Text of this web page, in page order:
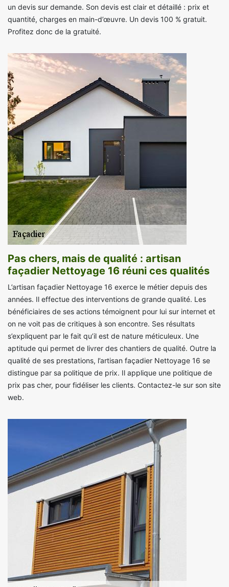
un devis sur demande. Son devis est clair et détaillé : prix et
quantité, charges en main-d’œuvre. Un devis 100 % gratuit.
Profitez donc de la gratuité.
Pas chers, mais de qualité : artisan
façadier Nettoyage 16 réuni ces qualités
L’artisan façadier Nettoyage 16 exerce le métier depuis des
années. Il effectue des interventions de grande qualité. Les
bénéficiaires de ses actions témoignent pour lui sur internet et
on ne voit pas de critiques à son encontre. Ses résultats
s’expliquent par le fait qu’il est de nature méticuleux. Une
aptitude qui permet de livrer des chantiers de qualité. Outre la
qualité de ses prestations, l’artisan façadier Nettoyage 16 se
distingue par sa politique de prix. Il applique une politique de
prix pas cher, pour fidéliser les clients. Contactez-le sur son site
web.